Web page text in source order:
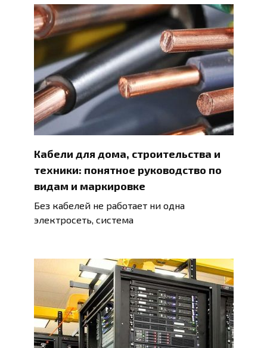
Кабели для дома, строительства и
техники: понятное руководство по
видам и маркировке
Без кабелей не работает ни одна
электросеть, система